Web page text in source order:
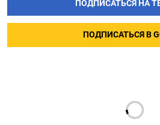
ПОДПИСАТЬСЯ НА
ПОДПИСАТЬСЯ В